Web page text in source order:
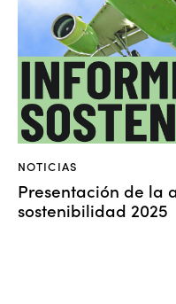
NOTICIAS
Presentación de la
sostenibilidad 2025